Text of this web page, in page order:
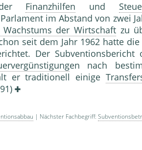
der Finanzhilfen und
im Abstand von zwei
der Wirtschaft zu
seit dem Jahr 1962 hatte
Der Subventionsbericht
en nach
er traditionell einige
| Nächster Fachbegriff: